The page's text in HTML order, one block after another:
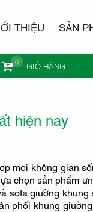
THIỆU SẢN
GIỎ HÀNG
0
hiện nay
mọi không gian
chọn sản phẩm
sofa giường
phối khung